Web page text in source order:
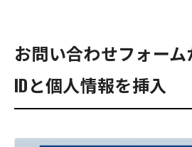
お問い合わせフォー
IDと個人情報を挿入